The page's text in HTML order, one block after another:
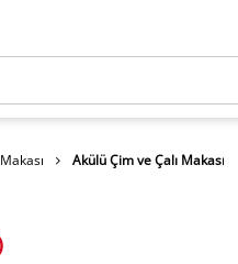
Akülü Çim ve Çalı Makası